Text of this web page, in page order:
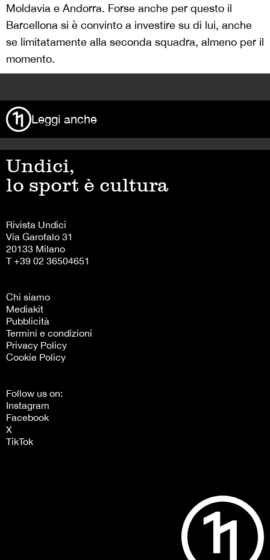
Moldavia e Andorra. Forse anche per questo il
Barcellona si è convinto a investire su di lui, anche
se limitatamente alla seconda squadra, almeno per il
momento.
Leggi anche
Undici,
lo sport è cultura
Rivista Undici
Via Garofalo 31
20133 Milano
T +39 02 36504651
Chi siamo
Mediakit
Pubblicità
Termini e condizioni
Privacy Policy
Cookie Policy
Follow us on:
Instagram
Facebook
X
TikTok